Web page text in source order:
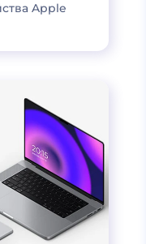
Apple